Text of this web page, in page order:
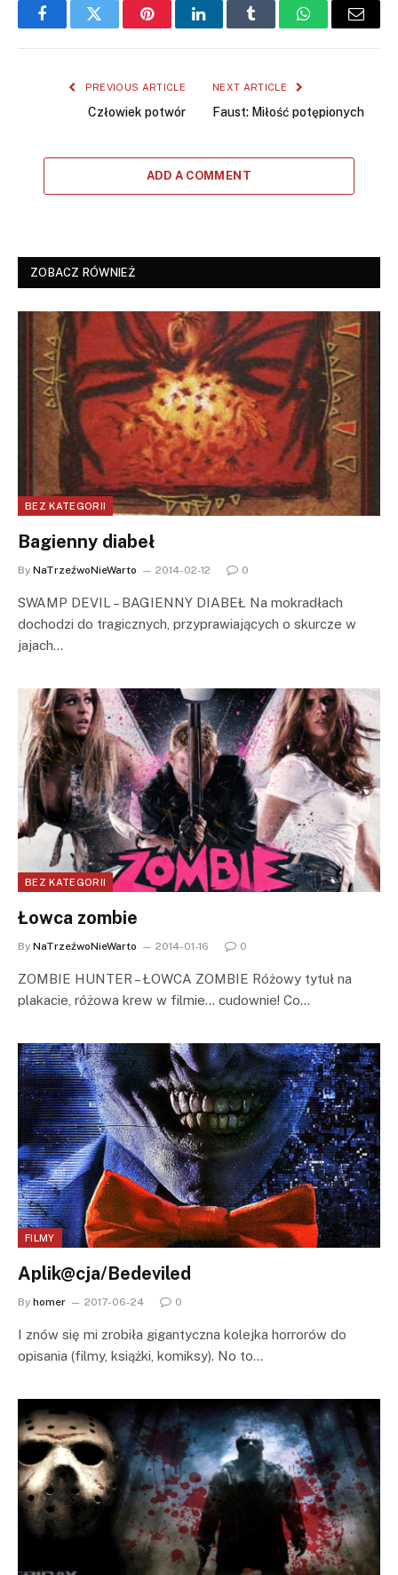
FacebookTwitter PinterestLinkedInTumblr WhatsAppEmail
PREVIOUS ARTICLE
Człowiek potwór
NEXT ARTICLE
Faust: Miłość potępionych
ADD A COMMENT
ZOBACZ RÓWNIEŻ
BEZ KATEGORII
Bagienny diabeł
By NaTrzeźwoNieWarto 2014-02-12 0
SWAMP DEVIL – BAGIENNY DIABEŁ Na mokradłach
dochodzi do tragicznych, przyprawiających o skurcze w
jajach…
BEZ KATEGORII
Łowca zombie
By NaTrzeźwoNieWarto 2014-01-16 0
ZOMBIE HUNTER – ŁOWCA ZOMBIE Różowy tytuł na
plakacie, różowa krew w filmie… cudownie! Co…
FILMY
Aplik@cja/Bedeviled
By homer 2017-06-24 0
I znów się mi zrobiła gigantyczna kolejka horrorów do
opisania (filmy, książki, komiksy). No to…